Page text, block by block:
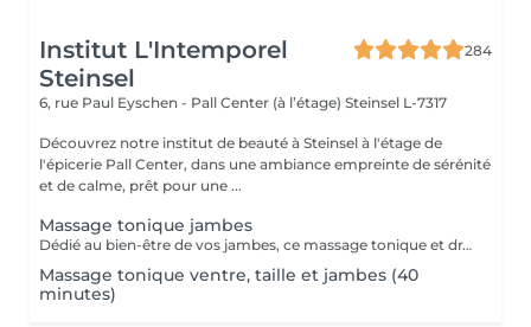
Institut L'Intemporel
Steinsel
284
6, rue Paul Eyschen - Pall Center (à l’étage) Steinsel L-7317
Découvrez notre institut de beauté à Steinsel à l'étage de
l'épicerie Pall Center, dans une ambiance empreinte de sérénité
et de calme, prêt pour une ...
Massage tonique jambes
Dédié au bien-être de vos jambes, ce massage tonique et drainant vous procure une délicieuse sensation de légèreté.
Massage tonique ventre, taille et jambes (40
minutes)